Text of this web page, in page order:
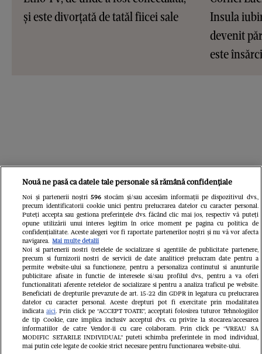
și este divorțată de tatăl fiicei sale
Insula
devenit
este
Citește în continuare
Nouă ne pasă ca datele tale personale să rămână confidențiale
Noi și partenerii noștri 596stocăm și/sau accesăm informații pe dispozitivul dvs.,
precum identificatorii cookie unici pentru prelucrarea datelor cu caracter personal.
Puteți accepta sau gestiona preferințele dvs. făcând clic mai jos, respectiv vă puteți
opune utilizării unui interes legitim în orice moment pe pagina cu politica de
confidențialitate. Aceste alegeri vor fi raportate partenerilor noștri și nu vă vor afecta
navigarea. Mai multe detalii
Noi si partenerii nostri (retelele de socializare si agentiile de publicitate partenere,
precum si furnizorii nostri de servicii de date analitice) prelucram date pentru a
permite website-ului sa functioneze, pentru a personaliza continutul si anunturile
publicitare afisate in functie de interesele si/sau profilul dvs., pentru a va oferi
functionalitati aferente retelelor de socializare si pentru a analiza traficul pe website.
Beneficiati de drepturile prevazute de art. 15-22 din GDPR in legatura cu prelucrarea
datelor cu caracter personal. Aceste drepturi pot fi exercitate prin modalitatea
indicataaici. Prin click pe “ACCEPT TOATE”, acceptati folosirea tuturor Tehnologiilor
de tip Cookie, care implica inclusiv acceptul dvs. cu privire la stocarea/accesarea
informatiilor de catre Vendor-ii cu care colaboram. Prin click pe “VREAU SA
MODIFIC SETARILE INDIVIDUAL” puteti schimba preferintele in mod individual,
mai putin cele legate de cookie strict necesare pentru functionarea website-ului.